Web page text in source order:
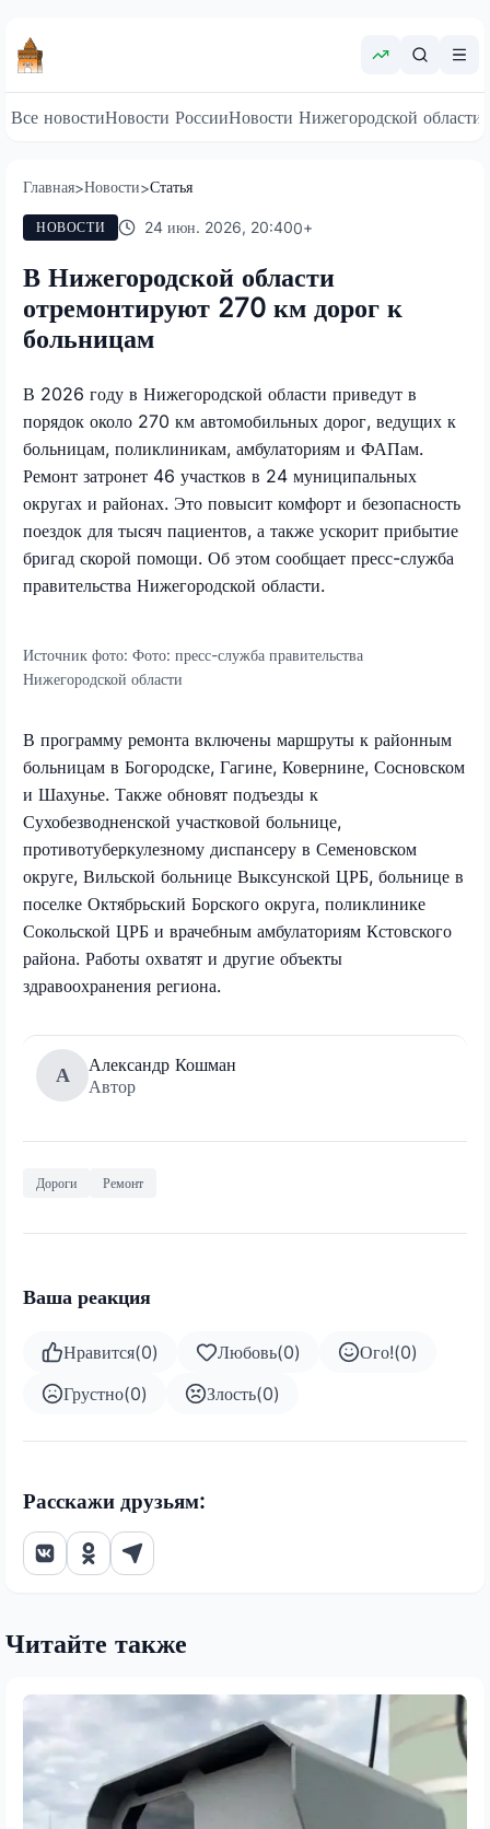
Все новостиНовости РоссииНовости Нижегородской области
Главная>Новости>Статья
НОВОСТИ 24 июн. 2026, 20:400+
В Нижегородской области
отремонтируют 270 км дорог к
больницам
В 2026 году в Нижегородской области приведут в
порядок около 270 км автомобильных дорог, ведущих к
больницам, поликлиникам, амбулаториям и ФАПам.
Ремонт затронет 46 участков в 24 муниципальных
округах и районах. Это повысит комфорт и безопасность
поездок для тысяч пациентов, а также ускорит прибытие
бригад скорой помощи. Об этом сообщает пресс-служба
правительства Нижегородской области.
Источник фото: Фото: пресс-служба правительства
Нижегородской области
В программу ремонта включены маршруты к районным
больницам в Богородске, Гагине, Ковернине, Сосновском
и Шахунье. Также обновят подъезды к
Сухобезводненской участковой больнице,
противотуберкулезному диспансеру в Семеновском
округе, Вильской больнице Выксунской ЦРБ, больнице в
поселке Октябрьский Борского округа, поликлинике
Сокольской ЦРБ и врачебным амбулаториям Кстовского
района. Работы охватят и другие объекты
здравоохранения региона.
А
Александр Кошман
Автор
Дороги Ремонт
Ваша реакция
Нравится(0) Любовь(0) Ого!(0)
Грустно(0) Злость(0)
Расскажи друзьям:
Читайте также